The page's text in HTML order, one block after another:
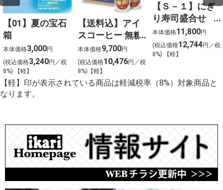
【01】夏の宝石
箱
本体価格3,000円
(税込価格3,240円／税
8%) 【軽】
【送料込】アイ
スコーヒー 無糖
〈ケース販売〉
本体価格9,700円
(税込価格10,476円／税
8%)【軽】
【Ｓ－１】にぎ
り寿司盛合せ
（上）〈４人
前〉
本体価格11,800円
(税込価格12,744円／税
8%) 【軽】
【軽】印が表示されている商品は軽減税率（8%）対象商品と
なります。